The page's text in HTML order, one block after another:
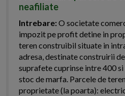
neafiliate
Intrebare:O societate
impozit pe profit detine in
teren construibil situate in
adresa, destinate construirii
suprafete cuprinse intre 400
stoc de marfa. Parcele de
proprietate (la poarta):